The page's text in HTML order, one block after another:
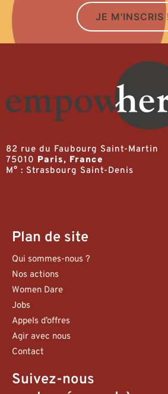
JE M'INSCRIS
82 rue du Faubourg Saint-Martin
75010 Paris, France
M° : Strasbourg Saint-Denis
Plan de site
Qui sommes-nous ?
Nos actions
Women Dare
Jobs
Appels d’offres
Agir avec nous
Contact
Suivez-nous